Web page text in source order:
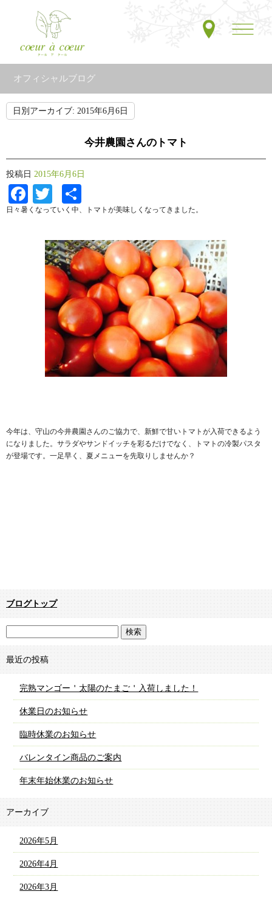
オフィシャルブログ
日別アーカイブ: 2015年6月6日
今井農園さんのトマト
投稿日 2015年6月6日
Facebook
Twitter
有
日々暑くなっていく中、トマトが美味しくなってきました。
今年は、守山の今井農園さんのご協力で、新鮮で甘いトマトが入荷できるよう
になりました。サラダやサンドイッチを彩るだけでなく、トマトの冷製パスタ
が登場です。一足早く、夏メニューを先取りしませんか？
ブログトップ
最近の投稿
完熟マンゴー＇太陽のたまご＇入荷しました！
休業日のお知らせ
臨時休業のお知らせ
バレンタイン商品のご案内
年末年始休業のお知らせ
アーカイブ
2026年5月
2026年4月
2026年3月